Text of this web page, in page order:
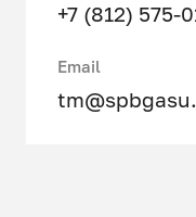
+7 (812) 575-
Email